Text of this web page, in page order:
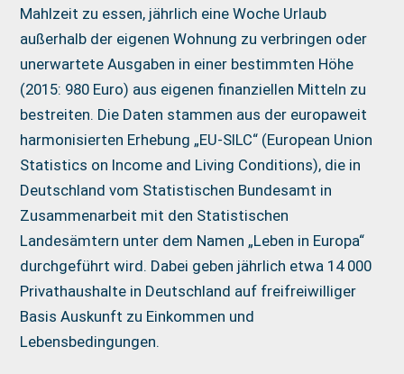
Mahlzeit zu essen, jährlich eine Woche Urlaub
außerhalb der eigenen Wohnung zu verbringen oder
unerwartete Ausgaben in einer bestimmten Höhe
(2015: 980 Euro) aus eigenen finanziellen Mitteln zu
bestreiten. Die Daten stammen aus der europaweit
harmonisierten Erhebung „EU-SILC“ (European Union
Statistics on Income and Living Conditions), die in
Deutschland vom Statistischen Bundesamt in
Zusammenarbeit mit den Statistischen
Landesämtern unter dem Namen „Leben in Europa“
durchgeführt wird. Dabei geben jährlich etwa 14 000
Privathaushalte in Deutschland auf freifreiwilliger
Basis Auskunft zu Einkommen und
Lebensbedingungen.